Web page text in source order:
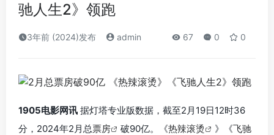
驰人生2》领跑
3年前 (2024)发布 admin 67 0 0
1905电影网讯 据灯塔专业版数据，截至2月19日12时36
分，2024年2月总票房 破90亿。《热辣滚烫 》《飞驰